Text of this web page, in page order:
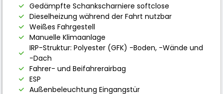
Gedämpfte Schankscharniere softclose
Dieselheizung während der Fahrt nutzbar
Weißes Fahrgestell
Manuelle Klimaanlage
IRP-Struktur: Polyester (GFK) -Boden, -Wände und
-Dach
Fahrer- und Beifahrerairbag
ESP
Außenbeleuchtung Eingangstür